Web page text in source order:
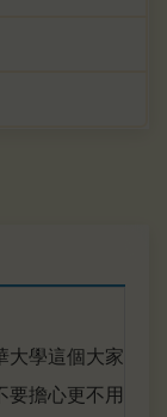
大學這個大家
要擔心更不用